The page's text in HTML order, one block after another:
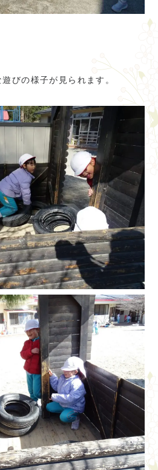
びの様子が見られます。